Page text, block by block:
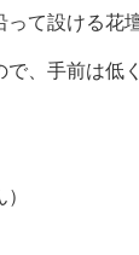
て設ける花
、手前は低